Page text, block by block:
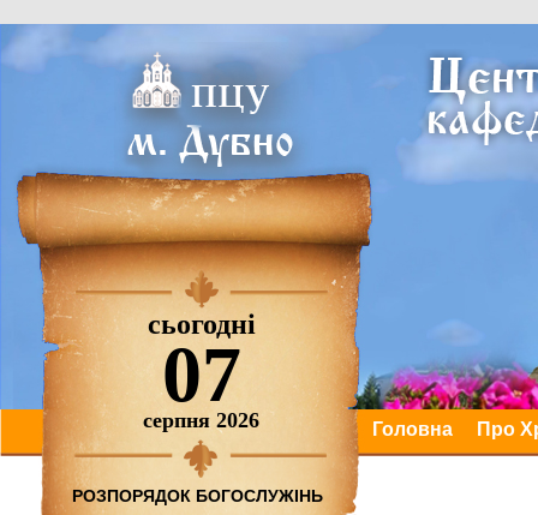
сьогодні
07
серпня 2026 Головна Про
РОЗПОРЯДОК БОГОСЛУЖІНЬ